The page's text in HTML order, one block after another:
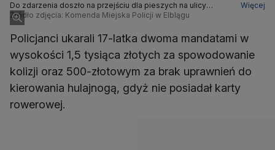
Do zdarzenia doszło na przejściu dla pieszych na ulicy
Sienkiewicza w Elblągu
Więcej
Źródło zdjęcia: Komenda Miejska Policji w Elblągu
Policjanci ukarali 17-latka dwoma mandatami w
wysokości 1,5 tysiąca złotych za spowodowanie
kolizji oraz 500-złotowym za brak uprawnień do
kierowania hulajnogą, gdyż nie posiadał karty
rowerowej.